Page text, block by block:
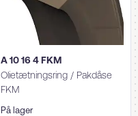
A 10 16 4 FKM
Olietætningsring / Pakdåse
FKM
På lager